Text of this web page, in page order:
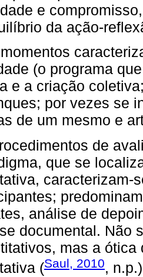
e
da ação-
(o programa
e a criação
por vezes se
de um mesmo e
de
que se
caracterizam-
análise de
documental. Não
mas a
(Saul, 2010,